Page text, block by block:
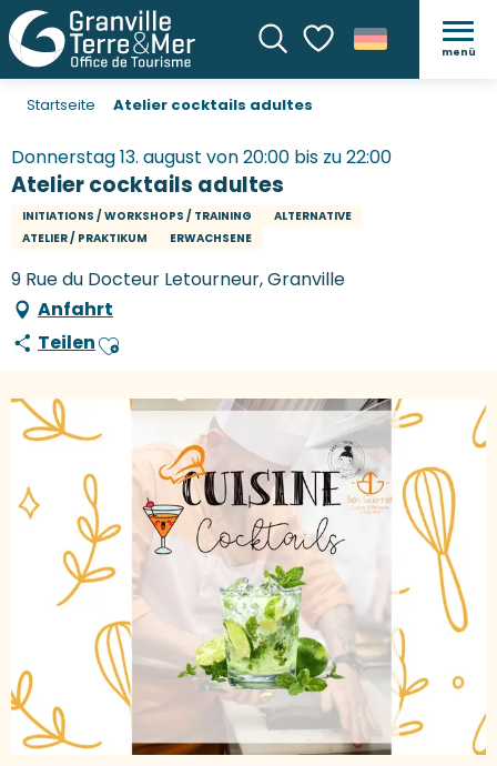
SucheVoir les favoris
menü
Startseite Atelier cocktails adultes
Donnerstag 13. august von 20:00 bis zu 22:00
Atelier cocktails adultes
INITIATIONS / WORKSHOPS / TRAINING
ALTERNATIVE
ATELIER / PRAKTIKUM
ERWACHSENE
9 Rue du Docteur Letourneur, Granville
Anfahrt
TeilenAjouter aux favoris